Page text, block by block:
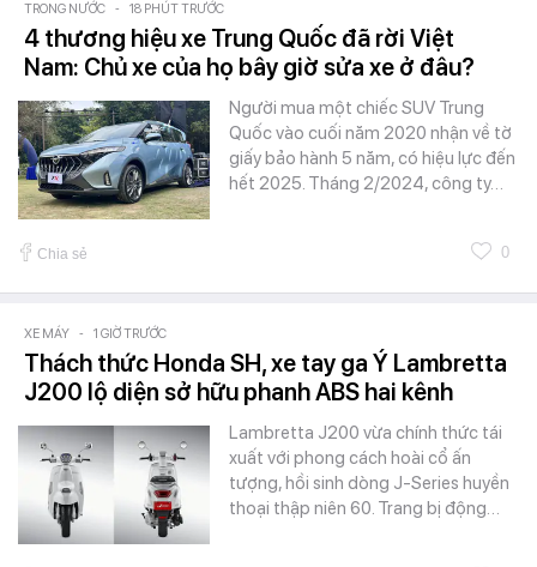
TRONG NƯỚC - 18 PHÚT TRƯỚC
4 thương hiệu xe Trung Quốc đã rời Việt
Nam: Chủ xe của họ bây giờ sửa xe ở đâu?
Người mua một chiếc SUV Trung
Quốc vào cuối năm 2020 nhận về tờ
giấy bảo hành 5 năm, có hiệu lực đến
hết 2025. Tháng 2/2024, công ty…
Chia sẻ 0
XE MÁY - 1 GIỜ TRƯỚC
Thách thức Honda SH, xe tay ga Ý Lambretta
J200 lộ diện sở hữu phanh ABS hai kênh
Lambretta J200 vừa chính thức tái
xuất với phong cách hoài cổ ấn
tượng, hồi sinh dòng J-Series huyền
thoại thập niên 60. Trang bị động…